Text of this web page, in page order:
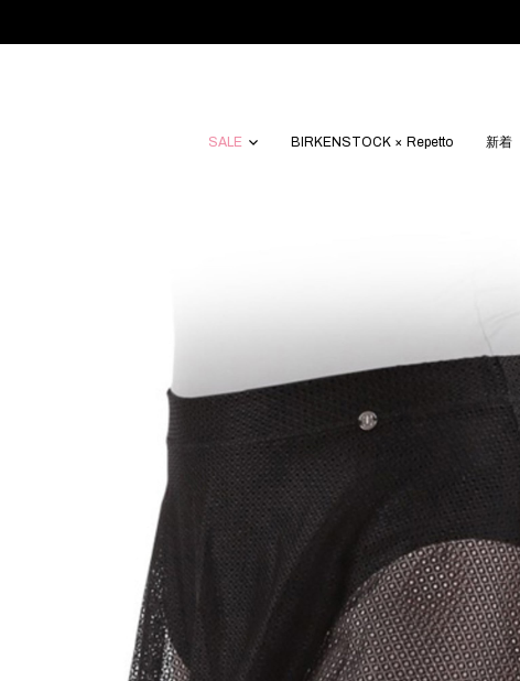
SALE BIRKENSTOCK × Repetto 新着